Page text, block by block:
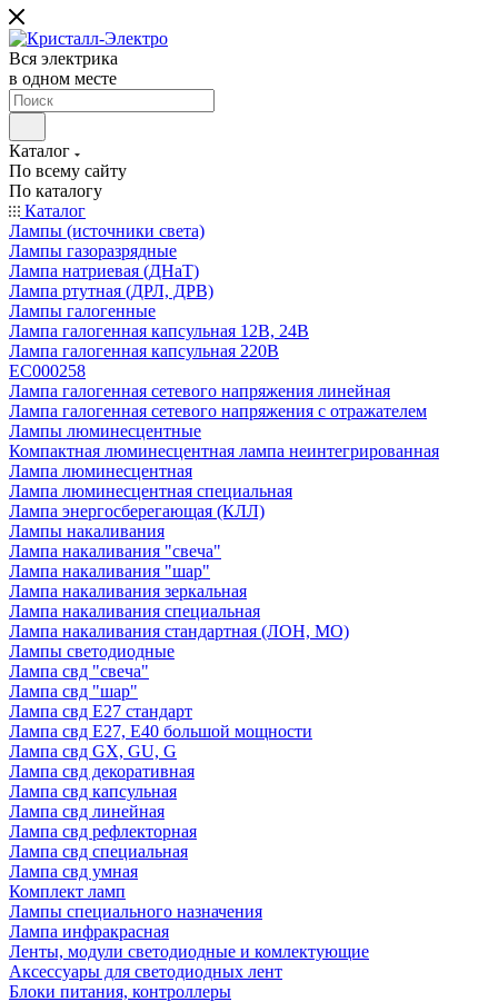
Вся электрика
в одном месте
Каталог
По всему сайту
По каталогу
Каталог
Лампы (источники света)
Лампы газоразрядные
Лампа натриевая (ДНаТ)
Лампа ртутная (ДРЛ, ДРВ)
Лампы галогенные
Лампа галогенная капсульная 12В, 24В
Лампа галогенная капсульная 220В
EC000258
Лампа галогенная сетевого напряжения линейная
Лампа галогенная сетевого напряжения с отражателем
Лампы люминесцентные
Компактная люминесцентная лампа неинтегрированная
Лампа люминесцентная
Лампа люминесцентная специальная
Лампа энергосберегающая (КЛЛ)
Лампы накаливания
Лампа накаливания "свеча"
Лампа накаливания "шар"
Лампа накаливания зеркальная
Лампа накаливания специальная
Лампа накаливания стандартная (ЛОН, МО)
Лампы светодиодные
Лампа свд "свеча"
Лампа свд "шар"
Лампа свд E27 стандарт
Лампа свд E27, Е40 большой мощности
Лампа свд GX, GU, G
Лампа свд декоративная
Лампа свд капсульная
Лампа свд линейная
Лампа свд рефлекторная
Лампа свд специальная
Лампа свд умная
Комплект ламп
Лампы специального назначения
Лампа инфракрасная
Ленты, модули светодиодные и комлектующие
Аксессуары для светодиодных лент
Блоки питания, контроллеры